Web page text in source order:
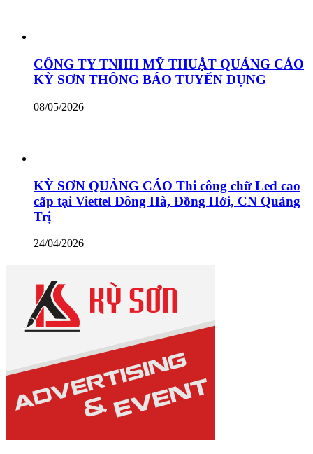
CÔNG TY TNHH MỸ THUẬT QUẢNG CÁO
KỲ SƠN THÔNG BÁO TUYỂN DỤNG
08/05/2026
KỲ SƠN QUẢNG CÁO Thi công chữ Led cao
cấp tại Viettel Đông Hà, Đồng Hới, CN Quảng
Trị
24/04/2026